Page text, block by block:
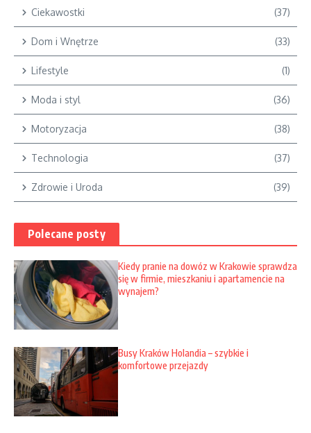
Ciekawostki (37)
Dom i Wnętrze (33)
Lifestyle (1)
Moda i styl (36)
Motoryzacja (38)
Technologia (37)
Zdrowie i Uroda (39)
Polecane posty
Kiedy pranie na dowóz w Krakowie sprawdza
się w firmie, mieszkaniu i apartamencie na
wynajem?
Busy Kraków Holandia – szybkie i
komfortowe przejazdy